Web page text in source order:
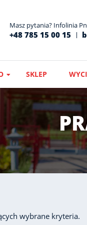
Masz pytania? Infolinia
+48 785 15 00 15
SKLEP
wybrane kryteria.